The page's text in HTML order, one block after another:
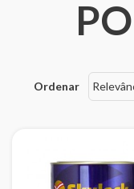
Ordenar